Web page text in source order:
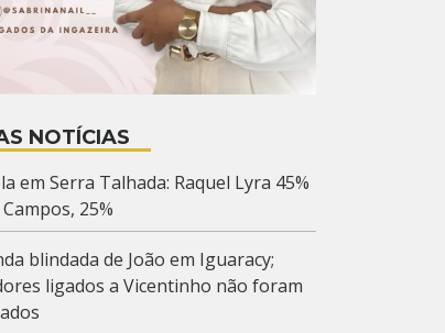
NOTÍCIAS
em Serra Talhada: Raquel Lyra 45%
25%
blindada de João em Iguaracy;
ligados a Vicentinho não foram